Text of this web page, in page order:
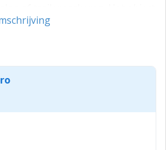
11.762 m² bedrijfs- en
ruim voldoende dockdeuren,
en laadperrons.
ook een combinatie van binnen-
dat een oplossing